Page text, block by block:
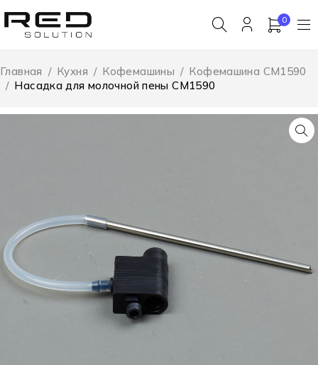
0
Главная / Кухня / Кофемашины / Кофемашина CM1590
/ Насадка для молочной пены CM1590